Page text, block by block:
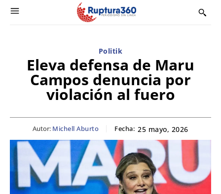
Politik
Eleva defensa de Maru
Campos denuncia por
violación al fuero
Autor: Michell Aburto Fecha: 25 mayo, 2026